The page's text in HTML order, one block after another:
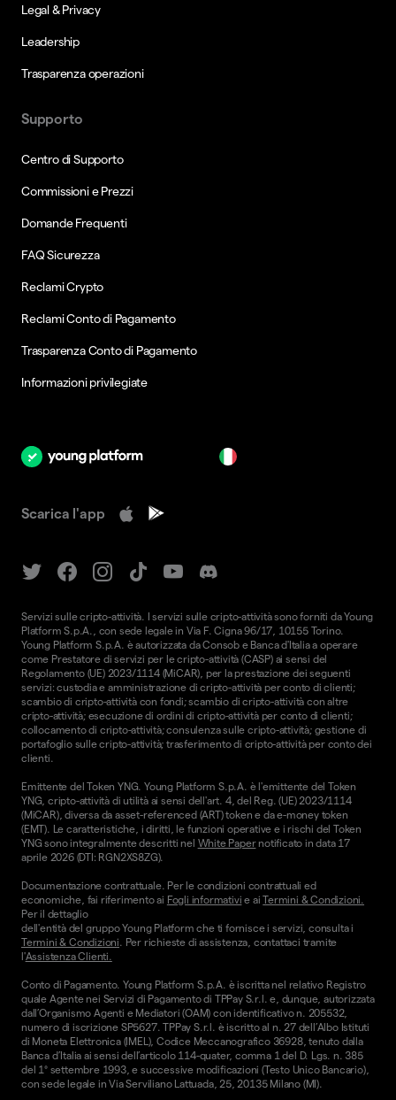
Legal & Privacy
Leadership
Trasparenza operazioni
Supporto
Centro di Supporto
Commissioni e Prezzi
Domande Frequenti
FAQ Sicurezza
Reclami Crypto
Reclami Conto di Pagamento
Trasparenza Conto di Pagamento
Informazioni privilegiate
Scarica l'app
Servizi sulle cripto-attività. I servizi sulle cripto-attività sono forniti da Young
Platform S.p.A., con sede legale in Via F. Cigna 96/17, 10155 Torino.
Young Platform S.p.A. è autorizzata da Consob e Banca d'Italia a operare
come Prestatore di servizi per le cripto-attività (CASP) ai sensi del
Regolamento (UE) 2023/1114 (MiCAR), per la prestazione dei seguenti
servizi: custodia e amministrazione di cripto-attività per conto di clienti;
scambio di cripto-attività con fondi; scambio di cripto-attività con altre
cripto-attività; esecuzione di ordini di cripto-attività per conto di clienti;
collocamento di cripto-attività; consulenza sulle cripto-attività; gestione di
portafoglio sulle cripto-attività; trasferimento di cripto-attività per conto dei
clienti.
Emittente del Token YNG. Young Platform S.p.A. è l'emittente del Token
YNG, cripto-attività di utilità ai sensi dell'art. 4, del Reg. (UE) 2023/1114
(MiCAR), diversa da asset-referenced (ART) token e da e-money token
(EMT). Le caratteristiche, i diritti, le funzioni operative e i rischi del Token
YNG sono integralmente descritti nel White Papernotificato in data 17
aprile 2026 (DTI: RGN2XS8ZG).
Documentazione contrattuale. Per le condizioni contrattuali ed
economiche, fai riferimento ai Fogli informativi e aiTermini & Condizioni.
Per il dettaglio
dell'entità del gruppo Young Platform che ti fornisce i servizi, consulta i
Termini & Condizioni. Per richieste di assistenza, contattaci tramite
l'Assistenza Clienti.
Conto di Pagamento. Young Platform S.p.A. è iscritta nel relativo Registro
quale Agente nei Servizi di Pagamento di TPPay S.r.l. e, dunque, autorizzata
dall’Organismo Agenti e Mediatori (OAM) con identificativo n. 205532,
numero di iscrizione SP5627. TPPay S.r.l. è iscritto al n. 27 dell’Albo Istituti
di Moneta Elettronica (IMEL), Codice Meccanografico 36928, tenuto dalla
Banca d’Italia ai sensi dell’articolo 114-quater, comma 1 del D. Lgs. n. 385
del 1° settembre 1993, e successive modificazioni (Testo Unico Bancario),
con sede legale in Via Serviliano Lattuada, 25, 20135 Milano (MI).